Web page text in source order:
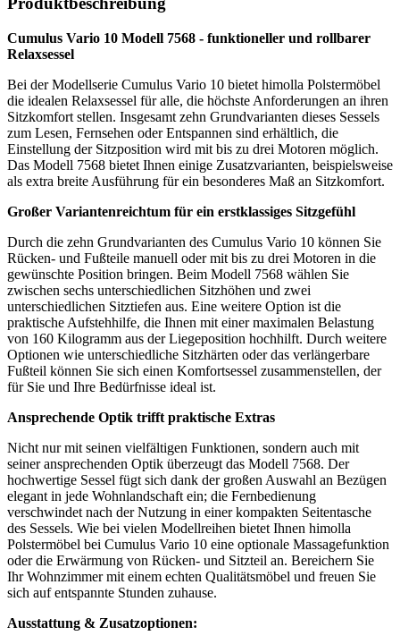
Cumulus Vario 10 Modell 7568 - funktioneller und rollbarer
Relaxsessel
Bei der Modellserie Cumulus Vario 10 bietet himolla Polstermöbel
die idealen Relaxsessel für alle, die höchste Anforderungen an ihren
Sitzkomfort stellen. Insgesamt zehn Grundvarianten dieses Sessels
zum Lesen, Fernsehen oder Entspannen sind erhältlich, die
Einstellung der Sitzposition wird mit bis zu drei Motoren möglich.
Das Modell 7568 bietet Ihnen einige Zusatzvarianten, beispielsweise
als extra breite Ausführung für ein besonderes Maß an Sitzkomfort.
Großer Variantenreichtum für ein erstklassiges Sitzgefühl
Durch die zehn Grundvarianten des Cumulus Vario 10 können Sie
Rücken- und Fußteile manuell oder mit bis zu drei Motoren in die
gewünschte Position bringen. Beim Modell 7568 wählen Sie
zwischen sechs unterschiedlichen Sitzhöhen und zwei
unterschiedlichen Sitztiefen aus. Eine weitere Option ist die
praktische Aufstehhilfe, die Ihnen mit einer maximalen Belastung
von 160 Kilogramm aus der Liegeposition hochhilft. Durch weitere
Optionen wie unterschiedliche Sitzhärten oder das verlängerbare
Fußteil können Sie sich einen Komfortsessel zusammenstellen, der
für Sie und Ihre Bedürfnisse ideal ist.
Ansprechende Optik trifft praktische Extras
Nicht nur mit seinen vielfältigen Funktionen, sondern auch mit
seiner ansprechenden Optik überzeugt das Modell 7568. Der
hochwertige Sessel fügt sich dank der großen Auswahl an Bezügen
elegant in jede Wohnlandschaft ein; die Fernbedienung
verschwindet nach der Nutzung in einer kompakten Seitentasche
des Sessels. Wie bei vielen Modellreihen bietet Ihnen himolla
Polstermöbel bei Cumulus Vario 10 eine optionale Massagefunktion
oder die Erwärmung von Rücken- und Sitzteil an. Bereichern Sie
Ihr Wohnzimmer mit einem echten Qualitätsmöbel und freuen Sie
sich auf entspannte Stunden zuhause.
Ausstattung & Zusatzoptionen: